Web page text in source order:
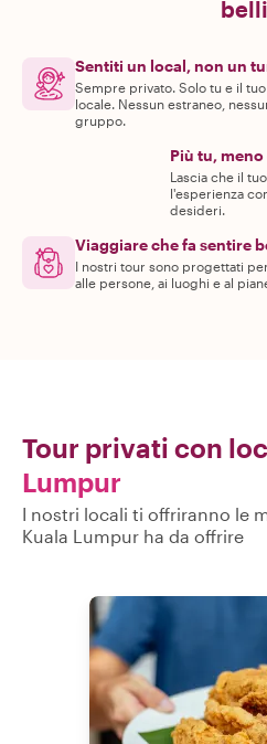
Sentiti un local, non un
Sempre privato. Solo tu e il
locale. Nessun estraneo,
gruppo.
Più tu,
Lascia che il
l'esperienza
desideri.
Viaggiare che fa sentire
I nostri tour sono progettati
alle persone, ai luoghi e al
Tour privati con
Lumpur
I nostri locali ti offriranno le
Kuala Lumpur ha da offrire